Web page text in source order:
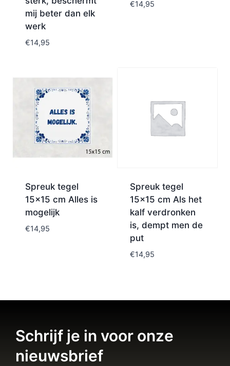
mij beter dan elk
werk
€14,95
€14,95
Spreuk tegel
15×15 cm Alles is
mogelijk
€14,95
Spreuk tegel
15×15 cm Als het
kalf verdronken
is, dempt men de
put
€14,95
Schrijf je in voor onze
nieuwsbrief